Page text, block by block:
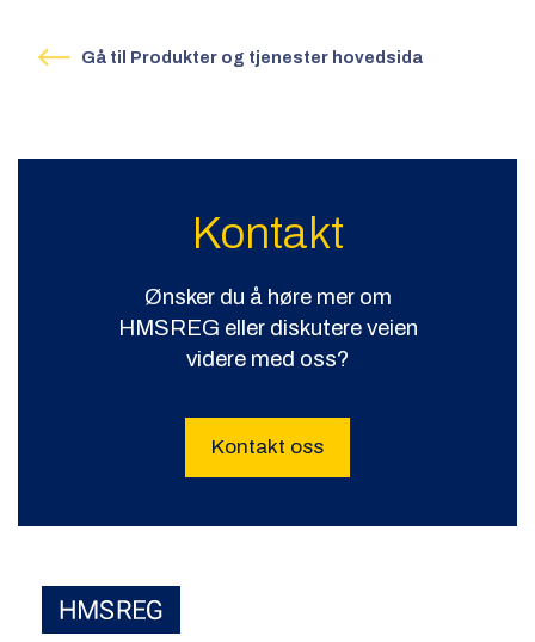
Gå til Produkter og tjenester hovedsida
Kontakt
Ønsker du å høre mer om
HMSREG eller diskutere veien
videre med oss?
Kontakt oss